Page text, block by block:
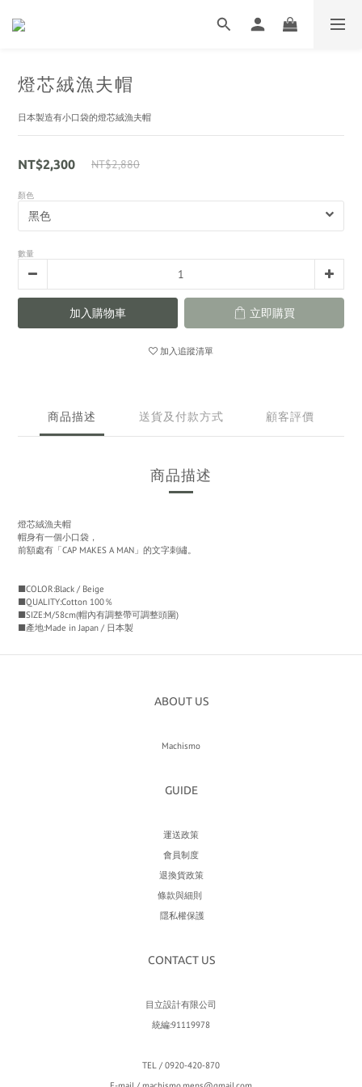
燈芯絨漁夫帽
日本製造有小口袋的燈芯絨漁夫帽
NT$2,300 NT$2,880
顏色
數量
加入購物車 立即購買
加入追蹤清單
商品描述 送貨及付款方式 顧客評價
商品描述
燈芯絨漁夫帽
帽身有一個小口袋，
前額處有「CAP MAKES A MAN」的文字刺繡。
■COLOR:Black / Beige
■QUALITY:Cotton 100％
■SIZE:M/58cm(帽內有調整帶可調整頭圍)
■產地:Made in Japan / 日本製
ABOUT US
Machismo
GUIDE
運送政策
會員制度
退換貨政策
條款與細則
隱私權保護
CONTACT US
目立設計有限公司
統編:91119978
TEL / 0920-420-870